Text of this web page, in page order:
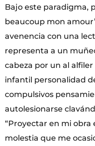
Bajo este paradigma,
beaucoup mon
avenencia con una
representa a un
cabeza por un al
infantil personalidad
compulsivos
autolesionarse
“Proyectar en mi obra
molestia que me